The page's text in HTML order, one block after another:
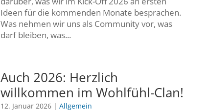
Ideen für die kommenden Monate besprachen.
Was nehmen wir uns als Community vor, was
darf bleiben, was...
Auch 2026: Herzlich
willkommen im Wohlfühl-Clan!
12. Januar 2026 |Allgemein